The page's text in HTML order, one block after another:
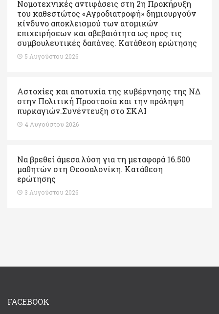
Νομοτεχνικές αντιφάσεις στη 2η Προκήρυξη
του καθεστώτος «Αγροδιατροφή» δημιουργούν
κίνδυνο αποκλεισμού των ατομικών
επιχειρήσεων και αβεβαιότητα ως προς τις
συμβουλευτικές δαπάνες. Κατάθεση ερώτησης
5 Αυγούστου 2026
Αστοχίες και αποτυχία της κυβέρνησης της ΝΔ
στην Πολιτική Προστασία και την πρόληψη
πυρκαγιών.Συνέντευξη στο ΣΚΑΙ
4 Αυγούστου 2026
Να βρεθεί άμεσα λύση για τη μεταφορά 16.500
μαθητών στη Θεσσαλονίκη. Κατάθεση
ερώτησης
3 Αυγούστου 2026
FACEBOOK